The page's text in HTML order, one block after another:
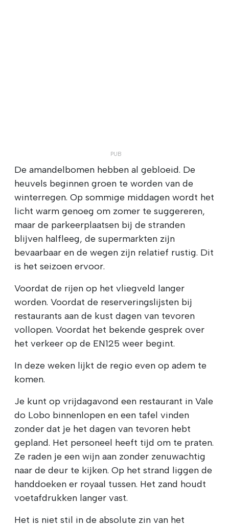
De amandelbomen hebben al gebloeid. De
heuvels beginnen groen te worden van de
winterregen. Op sommige middagen wordt het
licht warm genoeg om zomer te suggereren,
maar de parkeerplaatsen bij de stranden
blijven halfleeg, de supermarkten zijn
bevaarbaar en de wegen zijn relatief rustig. Dit
is het seizoen ervoor.
Voordat de rijen op het vliegveld langer
worden. Voordat de reserveringslijsten bij
restaurants aan de kust dagen van tevoren
vollopen. Voordat het bekende gesprek over
het verkeer op de EN125 weer begint.
In deze weken lijkt de regio even op adem te
komen.
Je kunt op vrijdagavond een restaurant in Vale
do Lobo binnenlopen en een tafel vinden
zonder dat je het dagen van tevoren hebt
gepland. Het personeel heeft tijd om te praten.
Ze raden je een wijn aan zonder zenuwachtig
naar de deur te kijken. Op het strand liggen de
handdoeken er royaal tussen. Het zand houdt
voetafdrukken langer vast.
Het is niet stil in de absolute zin van het